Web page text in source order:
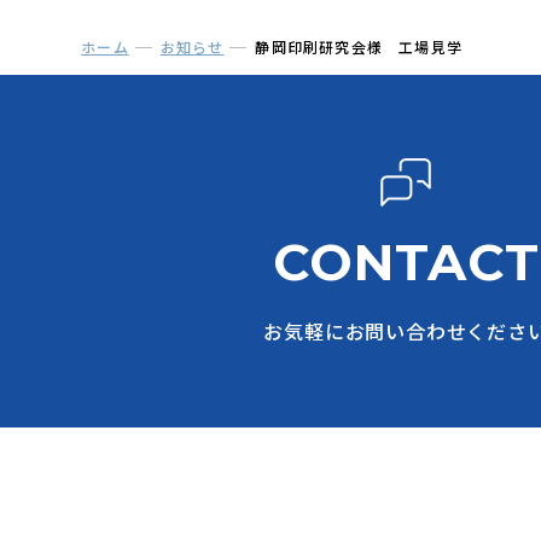
ホーム お知らせ 静岡印刷研究会様 工場見学
CONTACT
お気軽にお問い合わせくださ